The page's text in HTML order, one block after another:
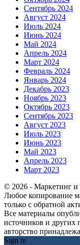
Сентябрь 2024
Август 2024
Июль 2024
Июнь 2024
Май 2024
Апрель 2024
Март 2024
Февраль 2024
Январь 2024
Декабрь 2023
Ноябрь 2023
Октябрь 2023
Сентябрь 2023
Август 2023
Июль 2023
Июнь 2023
Май 2023
Апрель 2023
Март 2023
© 2026 - Маркетинг
Любое копирование
только с обратной
Все материалы
источников и других
авторство
Sign in